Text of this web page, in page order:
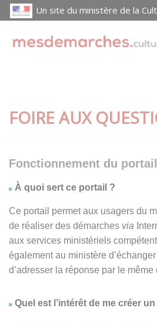
Un site du ministère de la
FOIRE AUX
Fonctionnement du portail
À quoi sert ce portail ?
Ce portail permet aux usagers du
de réaliser des démarches via
aux services ministériels
également au ministère
d’adresser la réponse par le même
Quel est l’intérêt de me créer